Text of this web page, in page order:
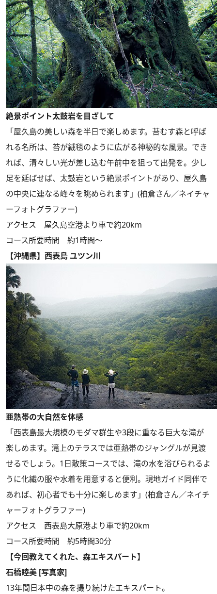
絶景ポイント太鼓岩を目ざして
「屋久島の美しい森を半日で楽しめます。苔むす森と呼ば
れる名所は、苔が絨毯のように広がる神秘的な風景。でき
れば、清々しい光が差し込む午前中を狙って出発を。少し
足を延ばせば、太鼓岩という絶景ポイントがあり、屋久島
の中央に連なる峰々を眺められます」(柏倉さん／ネイチャ
ーフォトグラファー)
アクセス 屋久島空港より車で約20km
コース所要時間 約1時間～
【沖縄県】西表島 ユツン川
亜熱帯の大自然を体感
「西表島最大規模のモダマ群生や3段に重なる巨大な滝が
楽しめます。滝上のテラスでは亜熱帯のジャングルが見渡
せるでしょう。1日散策コースでは、滝の水を浴びられるよ
うに化繊の服や水着を用意すると便利。現地ガイド同伴で
あれば、初心者でも十分に楽しめます」(柏倉さん／ネイチ
ャーフォトグラファー)
アクセス 西表島大原港より車で約20km
コース所要時間 約5時間30分
【今回教えてくれた、森エキスパート】
石橋睦美 [写真家]
13年間日本中の森を撮り続けたエキスパート。